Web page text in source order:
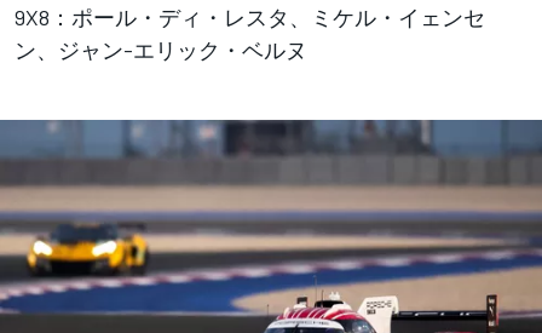
9X8：ポール・ディ・レスタ、ミケル・イェンセ
ン、ジャン-エリック・ベルヌ